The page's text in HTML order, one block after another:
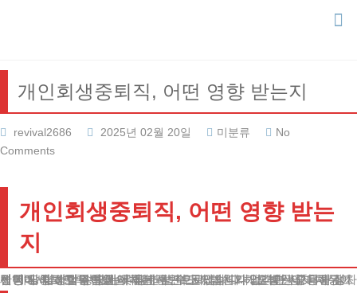
개인회생중퇴직, 어떤 영향 받는지
revival2686 2025년 02월 20일 미분류
No
Comments
개인회생중퇴직, 어떤 영향 받는
지
안녕하세요. 법무법인 테헤란의 변호사입니다. 개인회생중퇴직 절차 진행에 중대한 영향을 미치는 사안으로, 법원의 엄격한 심사 대상이 됩니다. 이러한 상황에서 올바른 판단과 대처가 없다면 자칫 채무 조정 제도의 혜택을 받지 못하게 될 수도 있습니다. 오늘은 고용관계 변동 시 발생할 수 있는 다양한 법적 문제와 그 해결방안에 대해 상세히 알아보도록 하겠습니다.